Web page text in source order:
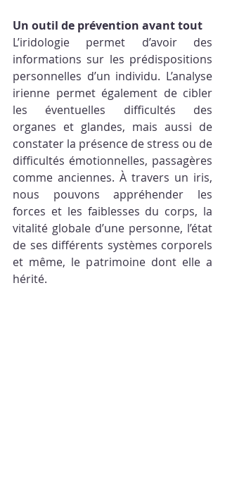
Un outil de prévention avant tout
L’iridologie permet d’avoir des
informations sur les prédispositions
personnelles d’un individu. L’analyse
irienne permet également de cibler
les éventuelles difficultés des
organes et glandes, mais aussi de
constater la présence de stress ou de
difficultés émotionnelles, passagères
comme anciennes. À travers un iris,
nous pouvons appréhender les
forces et les faiblesses du corps, la
vitalité globale d’une personne, l’état
de ses différents systèmes corporels
et même, le patrimoine dont elle a
hérité.